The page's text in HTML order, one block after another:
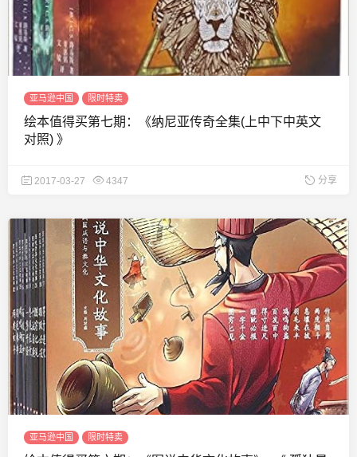
亚马逊中国 限时特卖
绘本值得买第七期：《纳尼亚传奇全集(上中下中英文
对照) 》
2017-03-27 4347 分享
亚马逊中国 限时特卖